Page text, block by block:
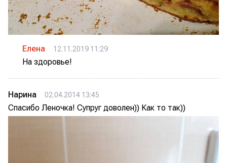
Елена 12.11.2019 11:29
На здоровье!
Нарина 02.04.2014 13:45
Спасибо Леночка! Супруг доволен)) Как то так))